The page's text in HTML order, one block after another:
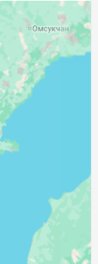
20:13 22:35
20:11 22:32
20:08
20:05
20:02